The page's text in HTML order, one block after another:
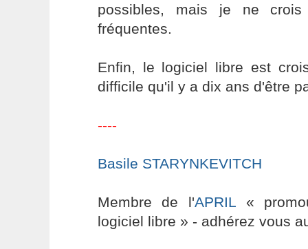
possibles, mais je ne
fréquentes.
Enfin, le logiciel libre est
difficile qu'il y a dix ans d'être
----
Basile STARYNKEVITCH
Membre de l'APRIL «
logiciel libre » - adhérez vous